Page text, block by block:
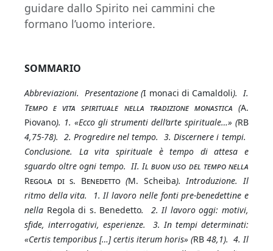
guidare dallo Spirito nei cammini che
formano l’uomo interiore.
SOMMARIO
Abbreviazioni. Presentazione (I monaci di Camaldoli). I.
Tempo e vita spirituale nella tradizione monastica (A.
Piovano). 1. «Ecco gli strumenti dell’arte spirituale…» (RB
4,75-78). 2. Progredire nel tempo. 3. Discernere i tempi.
Conclusione. La vita spirituale è tempo di attesa e
sguardo oltre ogni tempo. II.Il buon uso del tempo nella
Regola di s. Benedetto(M. Scheiba). Introduzione. Il
ritmo della vita. 1. Il lavoro nelle fonti pre-benedettine e
nella Regola di s. Benedetto. 2. Il lavoro oggi: motivi,
sfide, interrogativi, esperienze. 3. In tempi determinati:
«Certis temporibus […] certis iterum horis» (RB 48,1). 4. Il